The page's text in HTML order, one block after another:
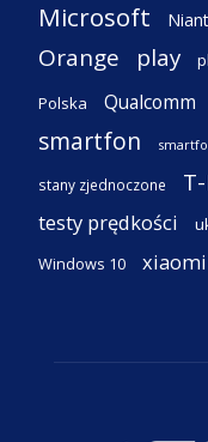
Microsoft
Orange play
Polska Qualcomm
smartfon
stany zjednoczone
testy prędkości
Windows 10 xiaomi